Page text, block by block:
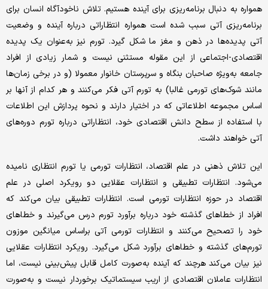
همواره به دنبال برنامه‌‌ریزی برای آینده هستیم. تلاش ناخودآگاه انسان برای
برنامه‌‌ریزی آتی سبب شده است همواره انتظاراتی درباره آینده و وضعیت
آتی پدیده‌ها در ذهن و مغز ما شکل ‌‌گیرد. تورم نیز به‌عنوان یک پدیده
اقتصادی-اجتماعی از این مقوله مستثنی نیست و شمار زیادی از افراد
جامعه به‌ویژه صاحبان بنگاه و سرپرستان خانوار معمولا (و در برخی زمان‌ها
مانند شوک‌‌های تورمی غالبا) به تورم آتی فکر می‌‌کنند و هر کدام از آنها بر
اساس مجموعه اطلاعاتی که در اختیار دارند و نحوه پردازش این اطلاعات
با استفاده از سطح دانش اقتصادی خود، انتظاراتی درباره تورم دوره‌های
آتی خواهند داشت.
این تلاش ذهنی در علم اقتصاد، انتظارات تورمی یا تورم انتظاری نامیده
می‌‌شود. انتظارات تطبیقی و انتظارات عقلایی دو رویکرد اصلی در علم
اقتصاد در حوزه انتظارات تورمی است. انتظارات تطبیقی بیان می‌‌کند که
افراد از خطاهای گذشته خود درباره برآورد تورم درس می‌گیرند و خطاهای
خود را تصحیح می‌‌کنند و انتظارات تورمی آتی براساس میانگین موزون
تورم‌‌های گذشته و خطاهای برآورد شکل می‌‌گیرد. رویکرد انتظارات عقلایی
نیز بیان می‌‌کند هرچند که آینده به‌صورت کامل قابل پیش‌‌بینی نیست، اما
انتظارات عاملان اقتصادی از اریب سیستماتیک برخوردار نیست و به‌صورت